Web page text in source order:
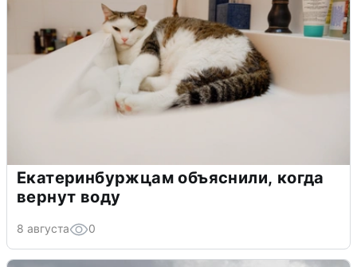
Екатеринбуржцам объяснили, когда
вернут воду
8 августа 0